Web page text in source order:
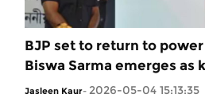
BJP set to return to
Biswa Sarma emerges as
Jasleen Kaur- 2026-05-04 15:13:35